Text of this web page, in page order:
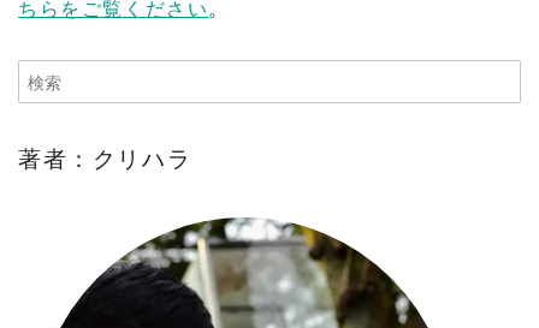
ちらをご覧ください。
著者：クリハラ